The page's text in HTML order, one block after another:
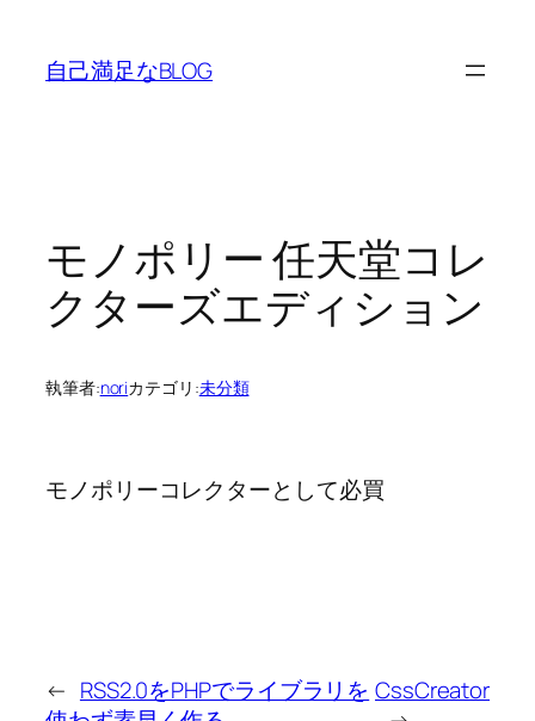
自己満足なBLOG
モノポリー 任天堂コレ
クターズエディション
執筆者:noriカテゴリ:未分類
モノポリーコレクターとして必買
← RSS2.0をPHPでライブラリを CssCreator